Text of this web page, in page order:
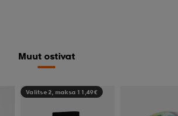
Muut ostivat
Valitse 2, maksa 11,49€